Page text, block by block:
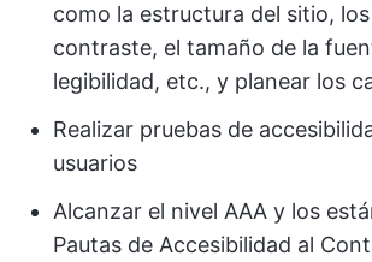
como la estructura del sitio,
contraste, el tamaño de la
legibilidad, etc., y planear los
Realizar pruebas de
usuarios
Alcanzar el nivel AAA y los
Pautas de Accesibilidad al